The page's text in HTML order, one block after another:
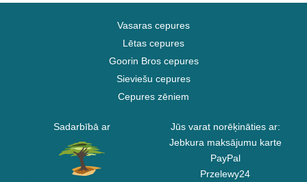
Vasaras cepures
Lētas cepures
Goorin Bros cepures
Sieviešu cepures
Cepures zēniem
Sadarbībā ar
Jūs varat norēķināties ar:
Jebkura maksājumu karte
PayPal
Przelewy24